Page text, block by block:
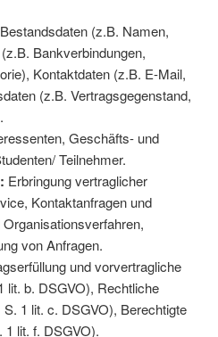
Bestandsdaten (z.B. Namen,
Bankverbindungen,
Kontaktdaten (z.B. E-Mail,
(z.B. Vertragsgegenstand,
Geschäfts- und
Teilnehmer.
Erbringung vertraglicher
Kontaktanfragen und
von Anfragen.
und vorvertragliche
lit. b. DSGVO), Rechtliche
1 lit. c. DSGVO), Berechtigte
lit. f. DSGVO).